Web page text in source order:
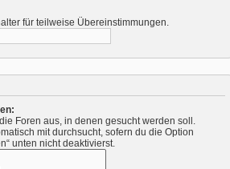
für teilweise Übereinstimmungen.
Foren aus, in denen gesucht werden soll.
mit durchsucht, sofern du die Option
unten nicht deaktivierst.